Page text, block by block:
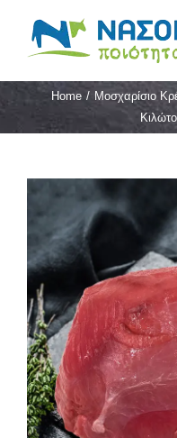
content
Home / Μοσχαρίσιο